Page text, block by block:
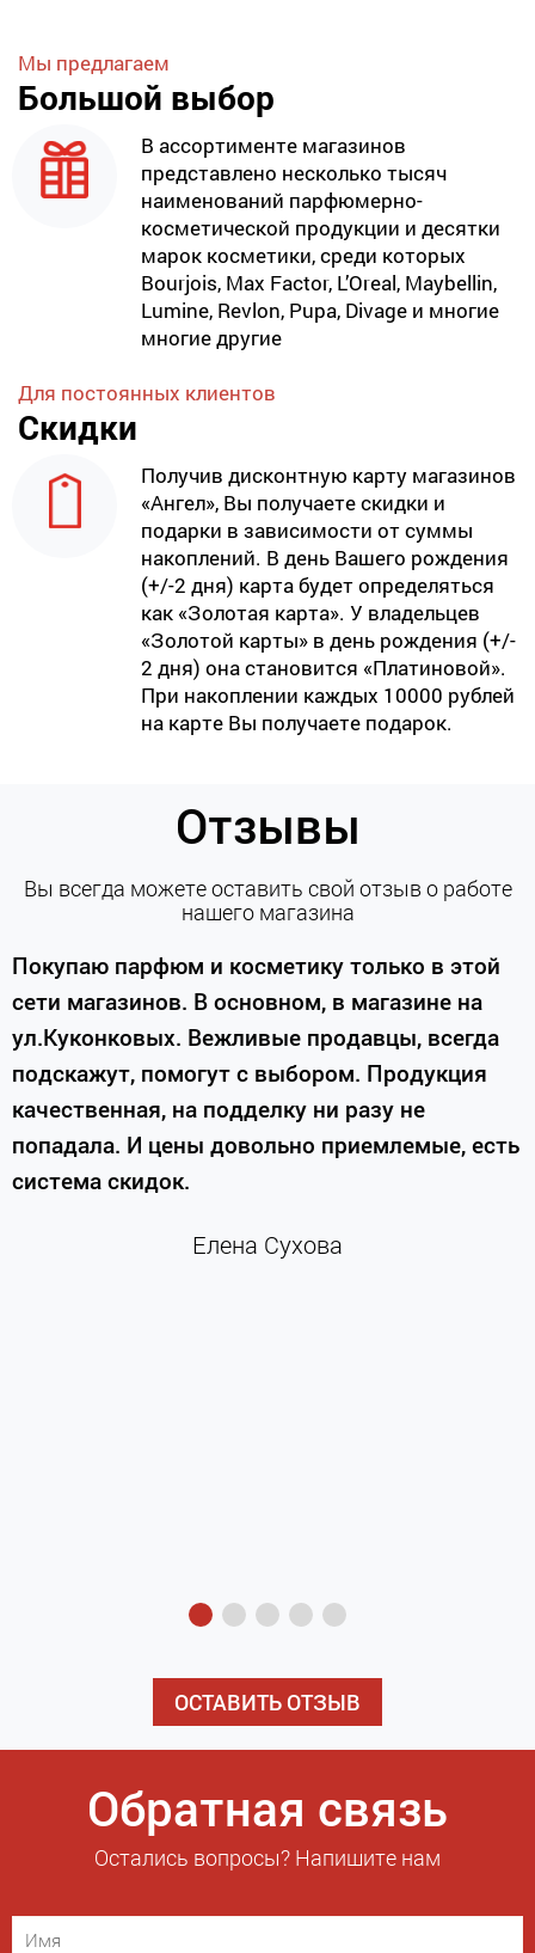
Мы предлагаем
Большой выбор
В ассортименте магазинов
представлено несколько тысяч
наименований парфюмерно-
косметической продукции и десятки
марок косметики, среди которых
Bourjois, Max Factor, L’Oreal, Maybellin,
Lumine, Revlon, Pupa, Divage и многие
многие другие
Для постоянных клиентов
Скидки
Получив дисконтную карту магазинов
«Ангел», Вы получаете скидки и
подарки в зависимости от суммы
накоплений. В день Вашего рождения
(+/-2 дня) карта будет определяться
как «Золотая карта». У владельцев
«Золотой карты» в день рождения (+/-
2 дня) она становится «Платиновой».
При накоплении каждых 10000 рублей
на карте Вы получаете подарок.
Отзывы
Вы всегда можете оставить свой отзыв о работе
нашего магазина
Покупаю парфюм и косметику только в этой
сети магазинов. В основном, в магазине на
ул.Куконковых. Вежливые продавцы, всегда
подскажут, помогут с выбором. Продукция
качественная, на подделку ни разу не
попадала. И цены довольно приемлемые, есть
система скидок.
Елена Сухова
ОСТАВИТЬ ОТЗЫВ
Обратная связь
Остались вопросы? Напишите нам